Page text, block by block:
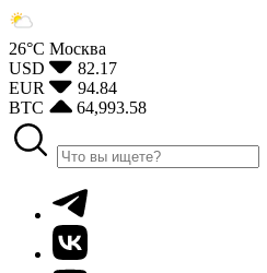
26°С Москва
USD
82.17
EUR
94.84
BTC
64,993.58